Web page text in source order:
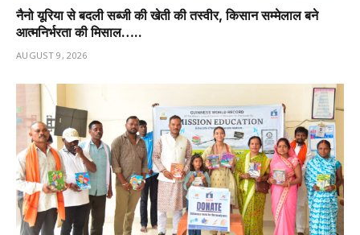
नैनो यूरिया से बदली सब्जी की खेती की तस्वीर, किसान सम्मेलाल बने
आत्मनिर्भरता की मिसाल…..
AUGUST 9, 2026